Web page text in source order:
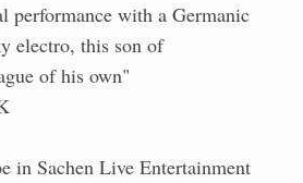
performance with a Germanic
electro, this son of
of his own"
in Sachen Live Entertainment